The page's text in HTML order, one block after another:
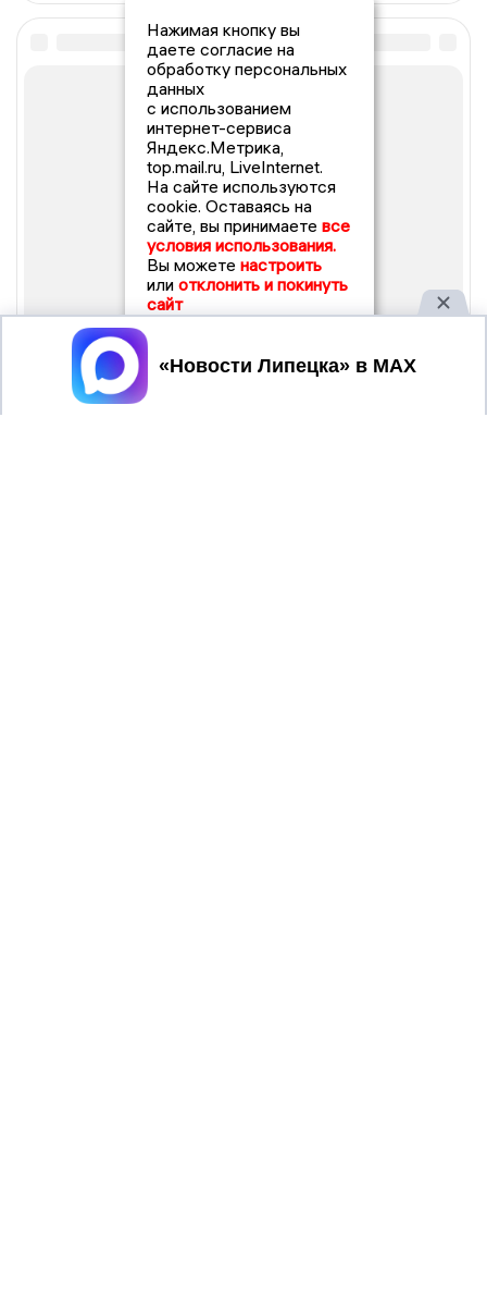
Нажимая кнопку вы
даете согласие на
обработку персональных
данных
с использованием
интернет-сервиса
Яндекс.Метрика,
top.mail.ru, LiveInternet.
На сайте используются
cookie. Оставаясь на
сайте, вы принимаете все
условия использования.
Вы можете настроить
или отклонить и покинуть
сайт
Принять